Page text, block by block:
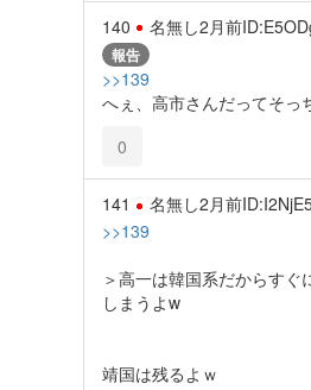
140 名無し2月前
報告
>>139
へぇ、高市さんだってそっ
0
141 名無し2月前
>>139
＞高一は韓国系だからすぐ
しまうよw
靖国は残るよｗ